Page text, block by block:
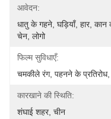
आवेदन:
धातु के गहने, घड़ियाँ, हार, कान
चेन, लोगो
फिल्म सुविधाएँ:
चमकीले रंग, पहनने के
कारखाने की स्थिति:
शंघाई शहर, चीन